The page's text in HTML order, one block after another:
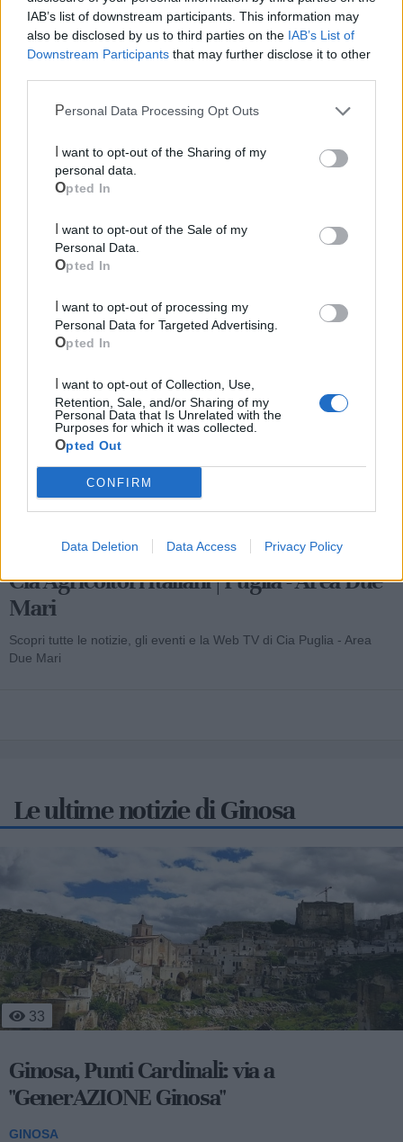
IAB’s list of downstream participants. This information may
also be disclosed by us to third parties on the IAB’s List of
Downstream Participants that may further disclose it to other
Personal Data Processing Opt Outs
personal data.
Opted In
Personal Data.
Opted In
Personal Data for Targeted Advertising.
Opted In
Retention, Sale, and/or Sharing of my
Personal Data that Is Unrelated with the
Purposes for which it was collected.
Opted Out
CONFIRM
Data Deletion Data Access Privacy Policy
Cia Agricoltori Italiani | Puglia - Area Due
Mari
Scopri tutte le notizie, gli eventi e la Web TV di Cia Puglia - Area
Due Mari
Le ultime notizie di Ginosa
282
Nuova riduzione idrica per il Tarantino:
nel weekend calano le forniture dalla
Basilicata